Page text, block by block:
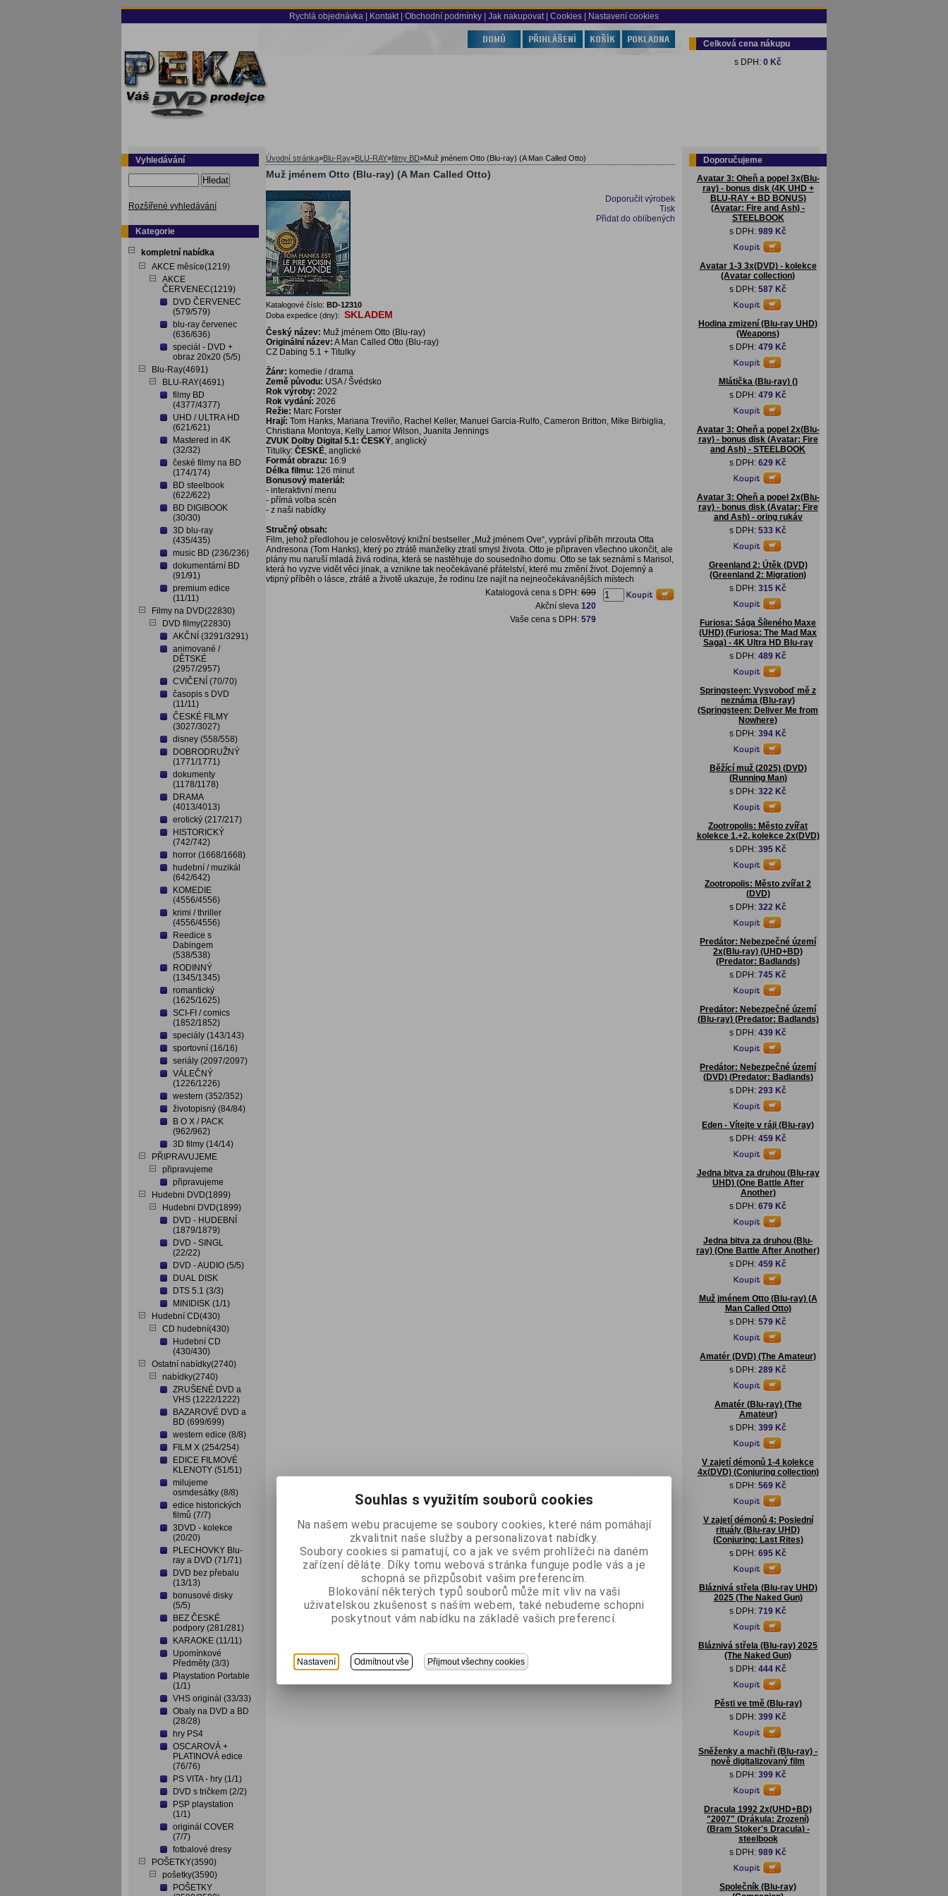
Rychlá objednávka Kontakt Obchodní podmínky Jak nakupovat | Cookies | Nastavení cookies
Celková cena nákupu
s DPH: 0 Kč
Vyhledávání
Hledat
Rozšířené vyhledávání
Kategorie
kompletní nabídka
AKCE měsíce(1219)
AKCE
ČERVENEC(1219)
DVD ČERVENEC
(579/579)
blu-ray červenec
(636/636)
speciál - DVD +
obraz 20x20 (5/5)
Blu-Ray(4691)
BLU-RAY(4691)
filmy BD
(4377/4377)
UHD / ULTRA HD
(621/621)
Mastered in 4K
(32/32)
české filmy na BD
(174/174)
BD steelbook
(622/622)
BD DIGIBOOK
(30/30)
3D blu-ray
(435/435)
music BD (236/236)
dokumentární BD
(91/91)
premium edice
(11/11)
Filmy na DVD(22830)
DVD filmy(22830)
AKČNÍ (3291/3291)
animované /
DĚTSKÉ
(2957/2957)
CVIČENÍ (70/70)
časopis s DVD
(11/11)
ČESKÉ FILMY
(3027/3027)
disney (558/558)
DOBRODRUŽNÝ
(1771/1771)
dokumenty
(1178/1178)
DRAMA
(4013/4013)
erotický (217/217)
HISTORICKÝ
(742/742)
horror (1668/1668)
hudební / muzikál
(642/642)
KOMEDIE
(4556/4556)
krimi / thriller
(4556/4556)
Reedice s
Dabingem
(538/538)
RODINNÝ
(1345/1345)
romantický
(1625/1625)
SCI-FI / comics
(1852/1852)
speciály (143/143)
sportovní (16/16)
seriály (2097/2097)
VÁLEČNÝ
(1226/1226)
western (352/352)
životopisný (84/84)
B O X / PACK
(962/962)
3D filmy (14/14)
PŘIPRAVUJEME
připravujeme
připravujeme
Hudebni DVD(1899)
Hudebni DVD(1899)
DVD - HUDEBNÍ
(1879/1879)
DVD - SINGL
(22/22)
DVD - AUDIO (5/5)
DUAL DISK
DTS 5.1 (3/3)
MINIDISK (1/1)
Hudební CD(430)
CD hudební(430)
Hudební CD
(430/430)
Ostatní nabídky(2740)
nabídky(2740)
ZRUŠENÉ DVD a
VHS (1222/1222)
BAZAROVÉ DVD a
BD (699/699)
western edice (8/8)
FILM X (254/254)
EDICE FILMOVÉ
KLENOTY (51/51)
milujeme
osmdesátky (8/8)
edice historických
filmů (7/7)
3DVD - kolekce
(20/20)
PLECHOVKY Blu-
ray a DVD (71/71)
DVD bez přebalu
(13/13)
bonusové disky
(5/5)
BEZ ČESKÉ
podpory (281/281)
KARAOKE (11/11)
Upomínkové
Předměty (3/3)
Playstation Portable
(1/1)
VHS originál (33/33)
Obaly na DVD a BD
(28/28)
hry PS4
OSCAROVÁ +
PLATINOVÁ edice
(76/76)
PS VITA - hry (1/1)
DVD s tričkem (2/2)
PSP playstation
(1/1)
originál COVER
(7/7)
fotbalové dresy
POŠETKY(3590)
pošetky(3590)
POŠETKY
Úvodní stránka»Blu-Ray»BLU-RAY»filmy BD»Muž jménem Otto (Blu-ray) (A Man Called Otto)
Muž jménem Otto (Blu-ray) (A Man Called Otto)
Doporučit výrobek
Tisk
Přidat do oblíbených
Katalogové číslo: BD-12310
Doba expedice (dny): SKLADEM
Český název: Muž jménem Otto (Blu-ray)
Originální název: A Man Called Otto (Blu-ray)
CZ Dabing 5.1 + Titulky
Žánr: komedie / drama
Země původu: USA / Švédsko
Rok výroby: 2022
Rok vydání: 2026
Režie: Marc Forster
Hrají: Tom Hanks, Mariana Treviño, Rachel Keller, Manuel Garcia-Rulfo, Cameron Britton, Mike Birbiglia,
Christiana Montoya, Kelly Lamor Wilson, Juanita Jennings
ZVUK Dolby Digital 5.1: ČESKÝ, anglický
Titulky: ČESKÉ, anglické
Formát obrazu: 16:9
Délka filmu: 126 minut
Bonusový materiál:
- interaktivní menu
- přímá volba scén
- z naši nabídky
Stručný obsah:
Film, jehož předlohou je celosvětový knižní bestseller „Muž jménem Ove“, vypráví příběh mrzouta Otta
Andresona (Tom Hanks), který po ztrátě manželky ztratí smysl života. Otto je připraven všechno ukončit, ale
plány mu naruší mladá živá rodina, která se nastěhuje do sousedního domu. Otto se tak seznámí s Marisol,
která ho vyzve vidět věci jinak, a vznikne tak neočekávané přátelství, které mu změní život. Dojemný a
vtipný příběh o lásce, ztrátě a životě ukazuje, že rodinu lze najít na nejneočekávanějších místech
Katalogová cena s DPH: 699
Akční sleva 120
Vaše cena s DPH: 579
Doporučujeme
Avatar 3: Oheň a popel 3x(Blu-
ray) - bonus disk (4K UHD +
BLU-RAY + BD BONUS)
(Avatar: Fire and Ash) -
STEELBOOK
s DPH: 989 Kč
Avatar 1-3 3x(DVD) - kolekce
(Avatar collection)
s DPH: 587 Kč
Hodina zmizení (Blu-ray UHD)
(Weapons)
s DPH: 479 Kč
Mlátička (Blu-ray) ()
s DPH: 479 Kč
Avatar 3: Oheň a popel 2x(Blu-
ray) - bonus disk (Avatar: Fire
and Ash) - STEELBOOK
s DPH: 629 Kč
Avatar 3: Oheň a popel 2x(Blu-
ray) - bonus disk (Avatar: Fire
and Ash) - oring rukáv
s DPH: 533 Kč
Greenland 2: Útěk (DVD)
(Greenland 2: Migration)
s DPH: 315 Kč
Furiosa: Sága Šíleného Maxe
(UHD) (Furiosa: The Mad Max
Saga) - 4K Ultra HD Blu-ray
s DPH: 489 Kč
Springsteen: Vysvoboď mě z
neznáma (Blu-ray)
(Springsteen: Deliver Me from
Nowhere)
s DPH: 394 Kč
Běžící muž (2025) (DVD)
(Running Man)
s DPH: 322 Kč
Zootropolis: Město zvířat
kolekce 1.+2. kolekce 2x(DVD)
s DPH: 395 Kč
Zootropolis: Město zvířat 2
(DVD)
s DPH: 322 Kč
Predátor: Nebezpečné území
2x(Blu-ray) (UHD+BD)
(Predator: Badlands)
s DPH: 745 Kč
Predátor: Nebezpečné území
(Blu-ray) (Predator: Badlands)
s DPH: 439 Kč
Predátor: Nebezpečné území
(DVD) (Predator: Badlands)
s DPH: 293 Kč
Eden - Vítejte v ráji (Blu-ray)
s DPH: 459 Kč
Jedna bitva za druhou (Blu-ray
UHD) (One Battle After
Another)
s DPH: 679 Kč
Jedna bitva za druhou (Blu-
ray) (One Battle After Another)
s DPH: 459 Kč
Muž jménem Otto (Blu-ray) (A
Man Called Otto)
s DPH: 579 Kč
Amatér (DVD) (The Amateur)
s DPH: 289 Kč
Amatér (Blu-ray) (The
Amateur)
s DPH: 399 Kč
V zajetí démonů 1-4 kolekce
4x(DVD) (Conjuring collection)
s DPH: 569 Kč
V zajetí démonů 4: Poslední
rituály (Blu-ray UHD)
(Conjuring: Last Rites)
s DPH: 695 Kč
Bláznivá střela (Blu-ray UHD)
2025 (The Naked Gun)
s DPH: 719 Kč
Bláznivá střela (Blu-ray) 2025
(The Naked Gun)
s DPH: 444 Kč
Pěsti ve tmě (Blu-ray)
s DPH: 399 Kč
Sněženky a machři (Blu-ray) -
nově digitalizovaný film
s DPH: 399 Kč
Dracula 1992 2x(UHD+BD)
"2007" (Drákula: Zrození)
(Bram Stoker's Dracula) -
steelbook
s DPH: 989 Kč
Společník (Blu-ray)
Souhlas s využitím souborů cookies
Na našem webu pracujeme se soubory cookies, které nám pomáhají
zkvalitnit naše služby a personalizovat nabídky.
Soubory cookies si pamatují, co a jak ve svém prohlížeči na daném
zařízení děláte. Díky tomu webová stránka funguje podle vás a je
schopná se přizpůsobit vašim preferencím.
Blokování některých typů souborů může mít vliv na vaši
uživatelskou zkušenost s naším webem, také nebudeme schopni
poskytnout vám nabídku na základě vašich preferencí.
Nastavení Odmítnout vše Přijmout všechny cookies